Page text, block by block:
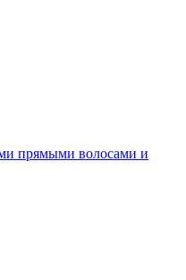
прямыми волосами и